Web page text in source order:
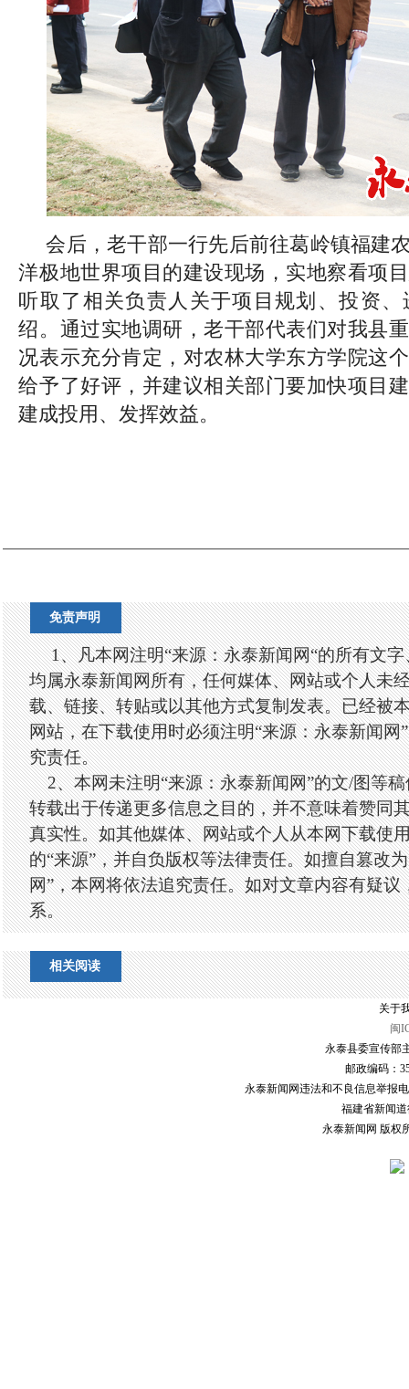
会后，老干部一行先后前往葛岭镇福建
洋极地世界项目的建设现场，实地察看项
听取了相关负责人关于项目规划、投资
绍。通过实地调研，老干部代表们对我县
况表示充分肯定，对农林大学东方学院这
给予了好评，并建议相关部门要加快项目
建成投用、发挥效益。
免责声明
1、凡本网注明“来源：永泰新闻网“的所有文
均属永泰新闻网所有，任何媒体、网站或个人未
载、链接、转贴或以其他方式复制发表。已经被
网站，在下载使用时必须注明“来源：永泰新闻网
究责任。
2、本网未注明“来源：永泰新闻网”的文/图等稿
转载出于传递更多信息之目的，并不意味着赞同
真实性。如其他媒体、网站或个人从本网下载使
的“来源”，并自负版权等法律责任。如擅自篡改
网”，本网将依法追究责任。如对文章内容有疑议
系。
相关阅读
关于
闽
永泰县委宣传部
邮政编码：
永泰新闻网违法和不良信息举报电
福建省新闻道
永泰新闻网 版权